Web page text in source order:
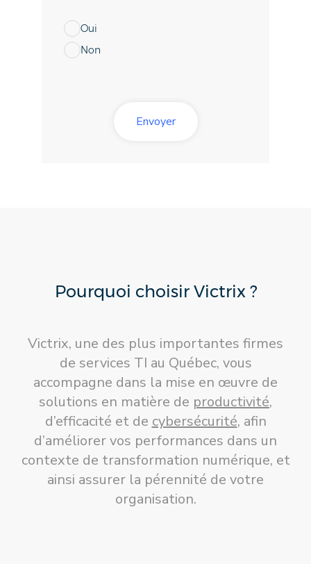
Oui
Non
Pourquoi choisir Victrix ?
Victrix, une des plus importantes firmes
de services TI au Québec, vous
accompagne dans la mise en œuvre de
solutions en matière de productivité,
d’efficacité et de cybersécurité, afin
d’améliorer vos performances dans un
contexte de transformation numérique, et
ainsi assurer la pérennité de votre
organisation.